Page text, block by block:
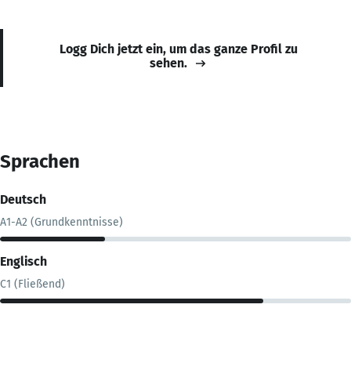
Logg Dich jetzt ein, um das ganze Profil zu
sehen.
Sprachen
Deutsch
A1-A2 (Grundkenntnisse)
Englisch
C1 (Fließend)